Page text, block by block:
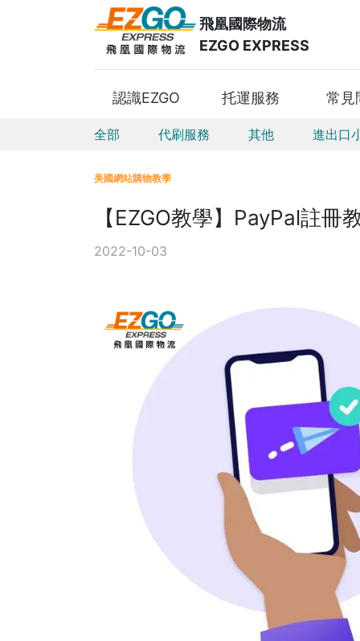
飛凰國際物流
EZGO EXPRESS
認識EZGO 托運服務 常見
全部 代刷服務 其他 進出口
美國網站購物教學
【EZGO教學】PayPal註冊
2022-10-03